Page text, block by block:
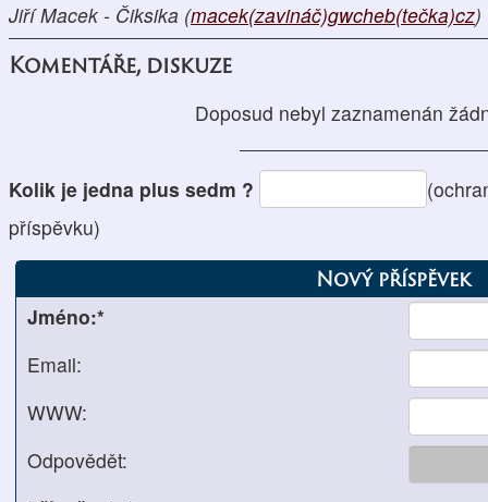
Jiří Macek - Čiksika (macek(zavináč)gwcheb(tečka)cz)
Komentáře, diskuze
Doposud nebyl zaznamenán
Kolik je jedna plus sedm ?
příspěvku)
Nový příspěvek
Jméno:*
Email:
WWW:
Odpovědět: